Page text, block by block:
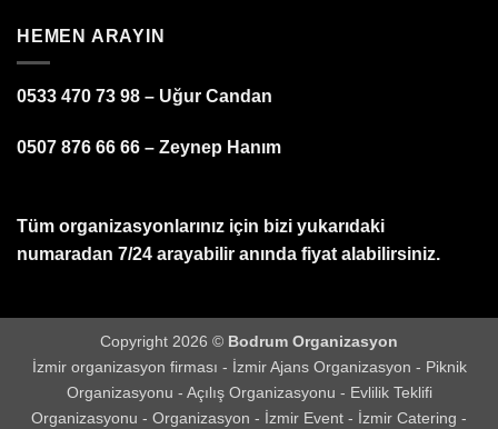
HEMEN ARAYIN
0533 470 73 98 – Uğur Candan
0507 876 66 66 – Zeynep Hanım
Tüm organizasyonlarınız için bizi yukarıdaki
numaradan 7/24 arayabilir anında fiyat alabilirsiniz.
Copyright 2026 © Bodrum Organizasyon
İzmir organizasyon firması - İzmir Ajans Organizasyon - Piknik
Organizasyonu - Açılış Organizasyonu - Evlilik Teklifi
Organizasyonu - Organizasyon - İzmir Event - İzmir Catering -